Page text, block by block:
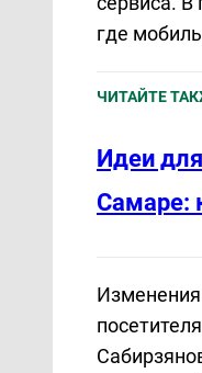
где
ЧИТАЙТЕ
Идеи
Самаре: